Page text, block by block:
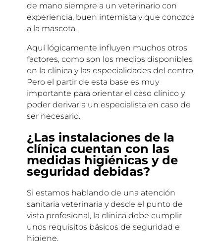
de mano siempre a un veterinario con
experiencia, buen internista y que conozca
a la mascota.
Aquí lógicamente influyen muchos otros
factores, como son los medios disponibles
en la clínica y las especialidades del centro.
Pero el partir de esta base es muy
importante para orientar el caso clínico y
poder derivar a un especialista en caso de
ser necesario.
¿Las instalaciones de la
clínica cuentan con las
medidas higiénicas y de
seguridad debidas?
Si estamos hablando de una atención
sanitaria veterinaria y desde el punto de
vista profesional, la clínica debe cumplir
unos requisitos básicos de seguridad e
higiene.